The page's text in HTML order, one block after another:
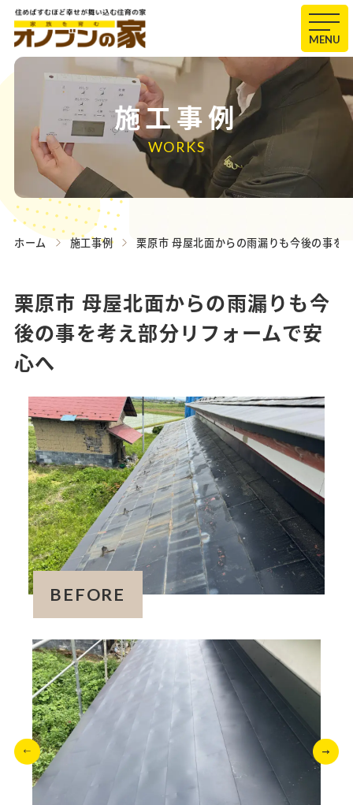
MENU
施工事例
WORKS
ホーム 施工事例 栗原市 母屋北面からの雨漏りも今後の事を
栗原市 母屋北面からの雨漏りも今
後の事を考え部分リフォームで安
心へ
BEFORE